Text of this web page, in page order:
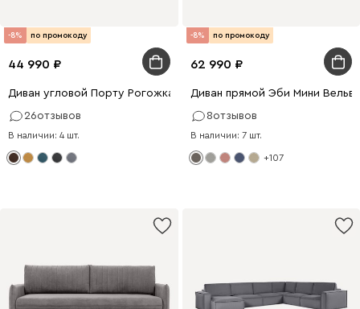
-8% по промокоду
44 990
Диван угловой Порту Рогожка Коричневый
26отзывов
В наличии: 4 шт.
-8% по промокоду
62 990
Диван прямой Эби Мини
8отзывов
В наличии: 7 шт.
+107